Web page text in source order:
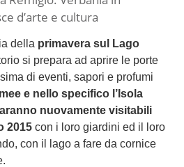
d’arte e cultura
della primavera sul Lago
si prepara ad aprire le porte
di eventi, sapori e profumi
e nello specifico l’Isola
nuovamente visitabili
2015 con i loro giardini ed il loro
con il lago a fare da cornice